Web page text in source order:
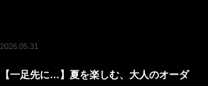
2026.05.31
【一足先に…】夏を楽しむ、大人のオーダ